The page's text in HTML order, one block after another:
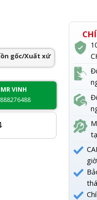
gốc/Xuất xứ
MR VINH